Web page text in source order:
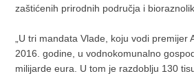
zaštićenih prirodnih područja i
„U tri mandata Vlade, koju vodi premijer
2016. godine, u vodnokomunalno
milijarde eura. U tom je razdoblju 130